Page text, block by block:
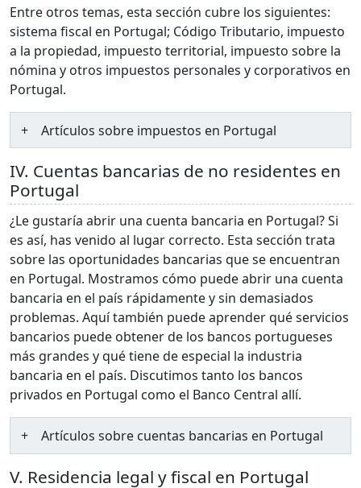
Entre otros temas, esta sección cubre los siguientes:
sistema fiscal en Portugal; Código Tributario, impuesto
a la propiedad, impuesto territorial, impuesto sobre la
nómina y otros impuestos personales y corporativos en
Portugal.
Artículos sobre impuestos en Portugal
IV. Cuentas bancarias de no residentes en
Portugal
¿Le gustaría abrir una cuenta bancaria en Portugal? Si
es así, has venido al lugar correcto. Esta sección trata
sobre las oportunidades bancarias que se encuentran
en Portugal. Mostramos cómo puede abrir una cuenta
bancaria en el país rápidamente y sin demasiados
problemas. Aquí también puede aprender qué servicios
bancarios puede obtener de los bancos portugueses
más grandes y qué tiene de especial la industria
bancaria en el país. Discutimos tanto los bancos
privados en Portugal como el Banco Central allí.
Artículos sobre cuentas bancarias en Portugal
V. Residencia legal y fiscal en Portugal